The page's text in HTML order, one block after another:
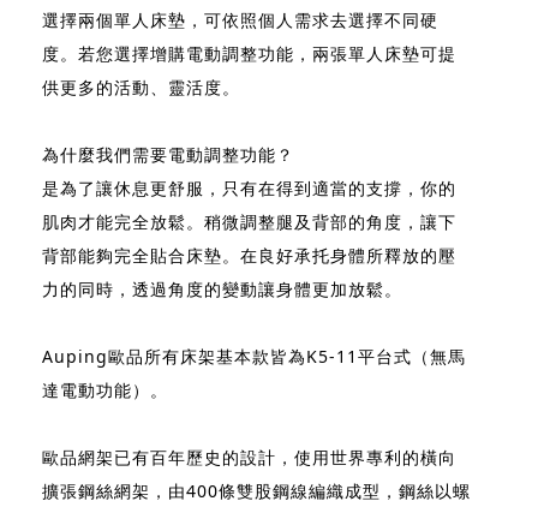
選擇兩個單人床墊，可依照個人需求去選擇不同硬
度。若您選擇增購電動調整功能，兩張單人床墊可提
供更多的活動、靈活度。
為什麼我們需要電動調整功能？
是為了讓休息更舒服，只有在得到適當的支撐，你的
肌肉才能完全放鬆。稍微調整腿及背部的角度，讓下
背部能夠完全貼合床墊。在良好承托身體所釋放的壓
力的同時，透過角度的變動讓身體更加放鬆。
Auping歐品所有床架基本款皆為K5-11平台式（無馬
達電動功能）。
歐品網架已有百年歷史的設計，使用世界專利的橫向
擴張鋼絲網架，由400條雙股鋼線編織成型，鋼絲以螺